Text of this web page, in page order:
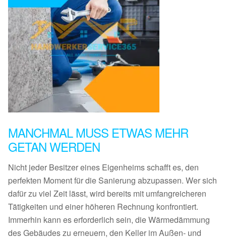
MANCHMAL MUSS ETWAS MEHR
GETAN WERDEN
Nicht jeder Besitzer eines Eigenheims schafft es, den
perfekten Moment für die Sanierung abzupassen. Wer sich
dafür zu viel Zeit lässt, wird bereits mit umfangreicheren
Tätigkeiten und einer höheren Rechnung konfrontiert.
Immerhin kann es erforderlich sein, die Wärmedämmung
des Gebäudes zu erneuern, den Keller im Außen- und